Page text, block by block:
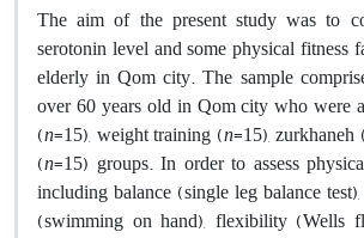
The aim of the present study was to
serotonin level and some physical fitness
elderly in Qom city. The sample
over 60 years old in Qom city who were
(n=15), weight training (n=15), zurkhaneh (
(n=15) groups. In order to assess
including balance (single leg balance
(swimming on hand), flexibility (Wells